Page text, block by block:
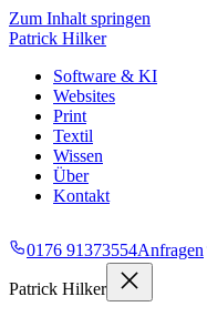
Zum Inhalt springen
Patrick Hilker
Software & KI
Websites
Print
Textil
Wissen
Über
Kontakt
0176 91373554Anfragen
Patrick Hilker